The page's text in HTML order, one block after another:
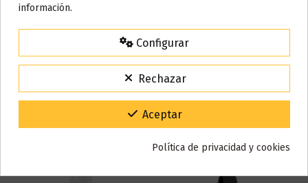
También puede que te guste
Todos los pedidos realizados desde el
15% de descuento
Para agradecerte la espera durante estos días.
Código:VACACIONES15
Gracias por tu paciencia y por seguir confiando en nosotros.
información.
Configurar
Rechazar
Aceptar
Política de privacidad y cookies